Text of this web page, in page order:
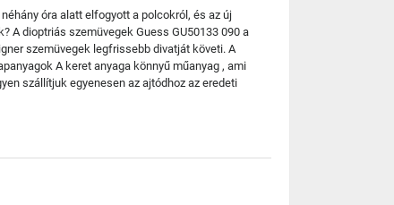
óra alatt elfogyott a polcokról, és az új
A dioptriás szemüvegek Guess GU50133 090 a
szemüvegek legfrissebb divatját követi. A
A keret anyaga könnyű műanyag , ami
szállítjuk egyenesen az ajtódhoz az eredeti